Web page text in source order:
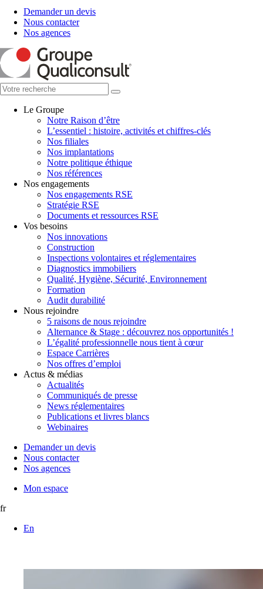
Demander un devis
Nous contacter
Nos agences
Le Groupe
Notre Raison d’être
L’essentiel : histoire, activités et chiffres-clés
Nos filiales
Nos implantations
Notre politique éthique
Nos références
Nos engagements
Nos engagements RSE
Stratégie RSE
Documents et ressources RSE
Vos besoins
Nos innovations
Construction
Inspections volontaires et réglementaires
Diagnostics immobiliers
Qualité, Hygiène, Sécurité, Environnement
Formation
Audit durabilité
Nous rejoindre
5 raisons de nous rejoindre
Alternance & Stage : découvrez nos opportunités !
L’égalité professionnelle nous tient à cœur
Espace Carrières
Nos offres d’emploi
Actus & médias
Actualités
Communiqués de presse
News réglementaires
Publications et livres blancs
Webinaires
Demander un devis
Nous contacter
Nos agences
Mon espace
fr
En